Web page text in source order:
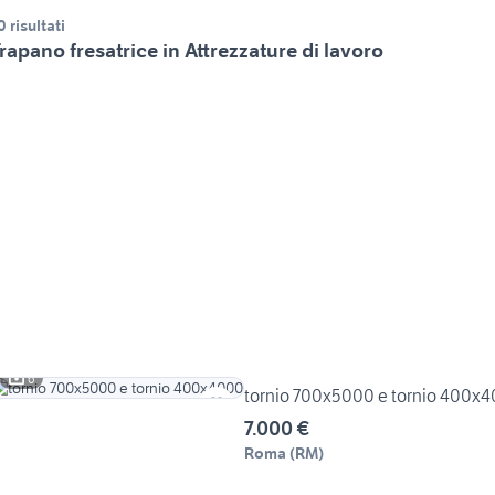
risultati
fresatrice in Attrezzature di lavoro
6
tornio 700x5000 e tornio
7.000 €
Roma (RM)